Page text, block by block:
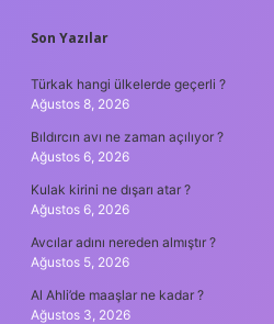
SIDEBAR
Son Yazılar
Türkak hangi ülkelerde geçerli ?
Ağustos 8, 2026
Bıldırcın avı ne zaman açılıyor ?
Ağustos 6, 2026
Kulak kirini ne dışarı atar ?
Ağustos 6, 2026
Avcılar adını nereden almıştır ?
Ağustos 5, 2026
Al Ahli’de maaşlar ne kadar ?
Ağustos 3, 2026